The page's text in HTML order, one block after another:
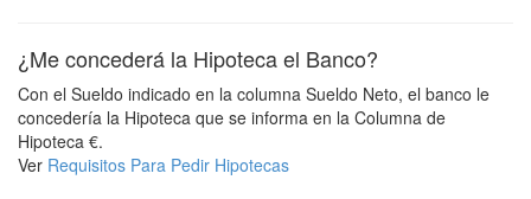
¿Me concederá la Hipoteca el Banco?
Con el Sueldo indicado en la columna Sueldo Neto, el banco le
concedería la Hipoteca que se informa en la Columna de
Hipoteca €.
Ver Requisitos Para Pedir Hipotecas